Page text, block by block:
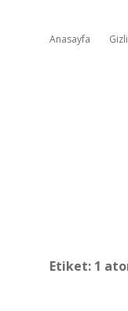
Anasayfa
Etiket: 1